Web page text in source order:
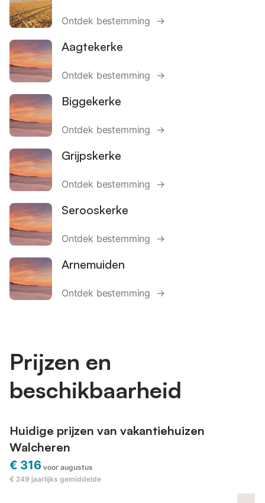
Ontdek bestemming →
Aagtekerke
Ontdek bestemming →
Biggekerke
Ontdek bestemming →
Grijpskerke
Ontdek bestemming →
Serooskerke
Ontdek bestemming →
Arnemuiden
Ontdek bestemming →
Prijzen en
beschikbaarheid
Huidige prijzen van vakantiehuizen
Walcheren
€ 316 voor augustus
€ 249 jaarlijks gemiddelde